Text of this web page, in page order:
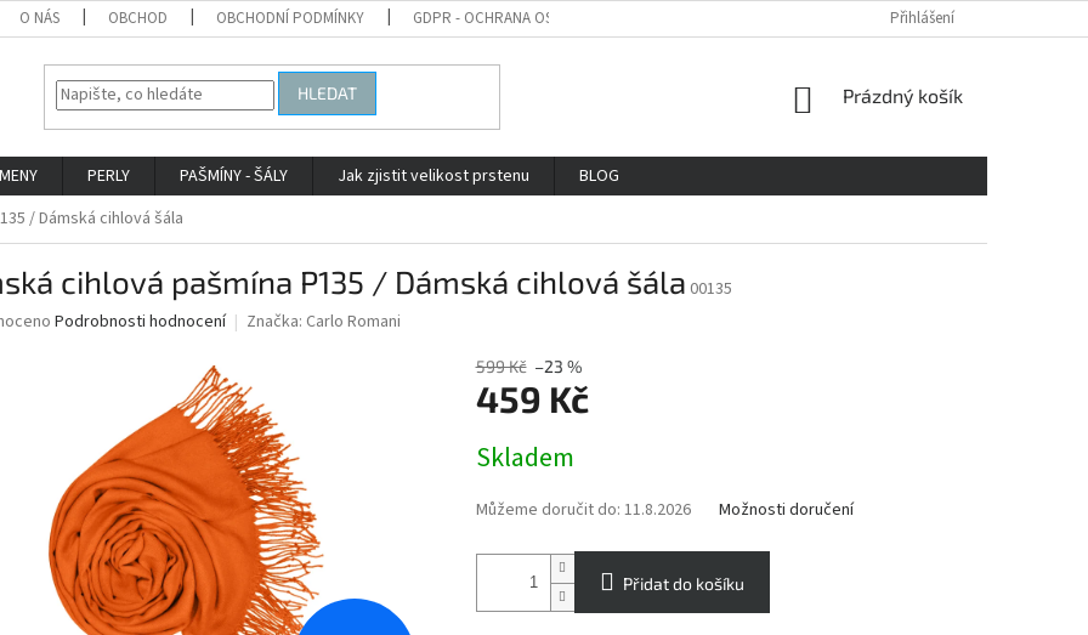
O NÁS OBCHOD OBCHODNÍ PODMÍNKY GDPR - OCHRANA OSOBNÍCH ÚDAJŮ VŠE O NÁKUPU
Přihlášení
HLEDAT
NÁKUPNÍ
Prázdný košík
PERLY PAŠMÍNY - ŠÁLY Jak zjistit velikost prstenu
BLOG
/ Dámská cihlová šála
cihlová pašmína P135 / Dámská cihlová šála 00135
Podrobnosti hodnocení Značka: Carlo Romani
599 Kč –23 %
459 Kč
cena:
Skladem
Můžeme doručit do: 11.8.2026 Možnosti doručení
Přidat do košíku